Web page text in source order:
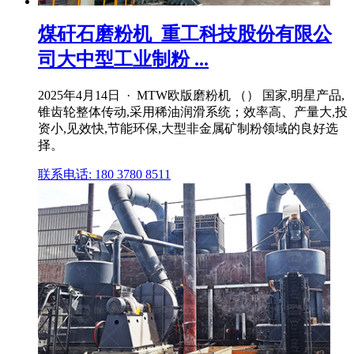
煤矸石磨粉机_重工科技股份有限公
司大中型工业制粉 ...
2025年4月14日 · MTW欧版磨粉机 （） 国家,明星产品,
锥齿轮整体传动,采用稀油润滑系统；效率高、产量大,投
资小,见效快,节能环保,大型非金属矿制粉领域的良好选
择。
联系电话: 180 3780 8511